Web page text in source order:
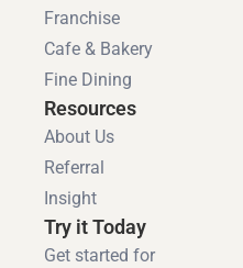
Franchise
Cafe & Bakery
Fine Dining
Resources
About Us
Referral
Insight
Try it Today
Get started for